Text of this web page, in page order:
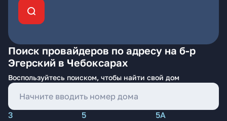
Поиск провайдеров по адресу на б-р
Эгерский в Чебоксарах
Воспользуйтесь поиском, чтобы найти свой дом
3 5
5А